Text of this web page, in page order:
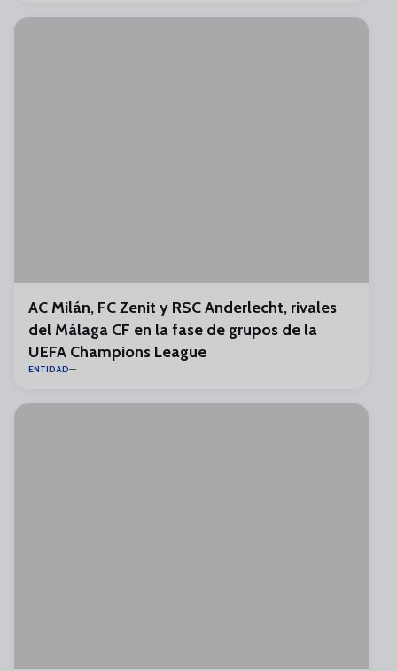
AC Milán, FC Zenit y RSC Anderlecht, rivales
del Málaga CF en la fase de grupos de la
UEFA Champions League
ENTIDAD